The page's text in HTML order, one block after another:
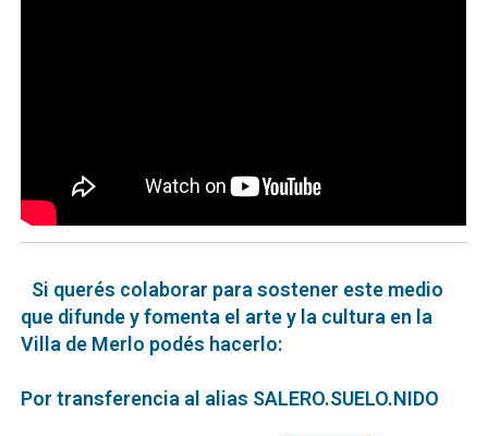
Si querés colaborar para sostener este medio
que difunde y fomenta el arte y la cultura en la
Villa de Merlo podés hacerlo:
Por transferencia al alias SALERO.SUELO.NIDO